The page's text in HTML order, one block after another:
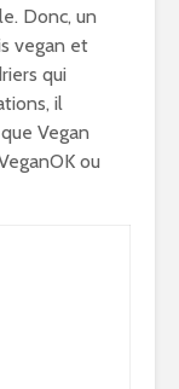
Donc, un
vegan et
qui
il
Vegan
ou